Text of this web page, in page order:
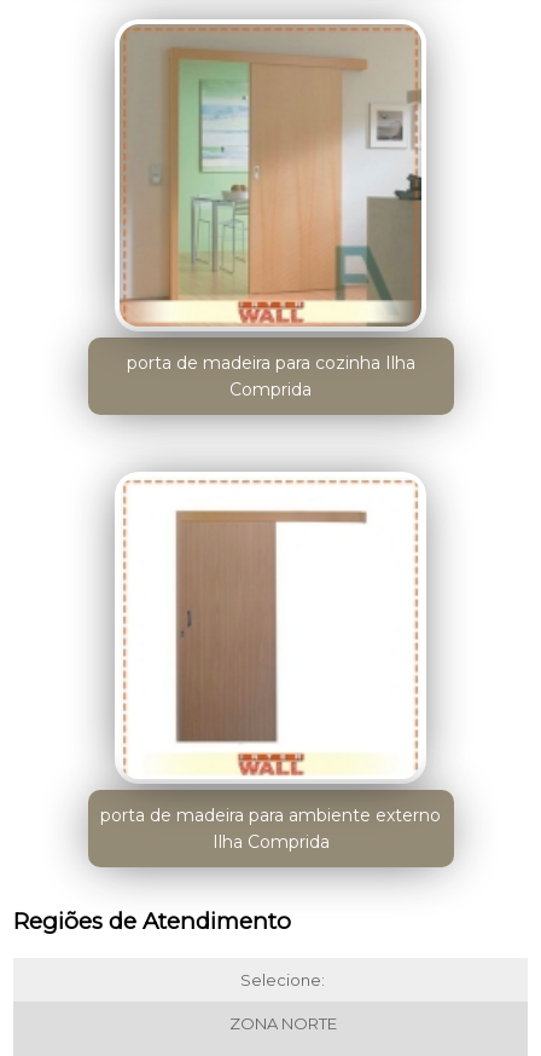
porta de madeira para cozinha Ilha
Comprida
porta de madeira para ambiente externo
Ilha Comprida
Regiões de Atendimento
Selecione:
ZONA NORTE